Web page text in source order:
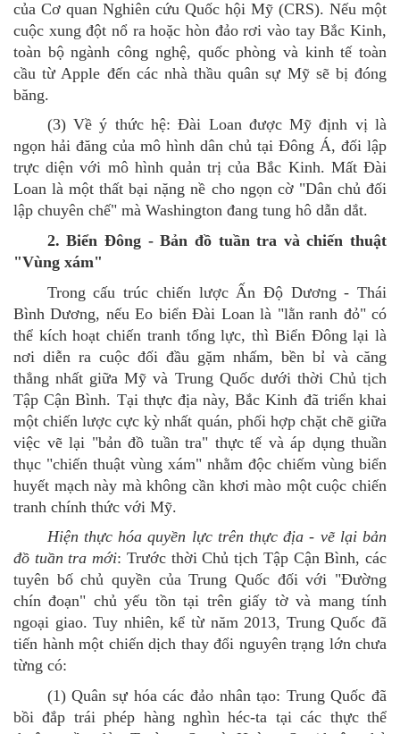
của Cơ quan Nghiên cứu Quốc hội Mỹ (CRS). Nếu một
cuộc xung đột nổ ra hoặc hòn đảo rơi vào tay Bắc Kinh,
toàn bộ ngành công nghệ, quốc phòng và kinh tế toàn
cầu từ Apple đến các nhà thầu quân sự Mỹ sẽ bị đóng
băng.
(3)Về ý thức hệ: Đài Loan được Mỹ định vị là
ngọn hải đăng của mô hình dân chủ tại Đông Á, đối lập
trực diện với mô hình quản trị của Bắc Kinh. Mất Đài
Loan là một thất bại nặng nề cho ngọn cờ "Dân chủ đối
lập chuyên chế" mà Washington đang tung hô dẫn dắt.
2. Biển Đông - Bản đồ tuần tra và chiến thuật
"Vùng xám"
Trong cấu trúc chiến lược Ấn Độ Dương - Thái
Bình Dương, nếu Eo biển Đài Loan là "lằn ranh đỏ" có
thể kích hoạt chiến tranh tổng lực, thì Biển Đông lại là
nơi diễn ra cuộc đối đầu gặm nhấm, bền bỉ và căng
thẳng nhất giữa Mỹ và Trung Quốc dưới thời Chủ tịch
Tập Cận Bình. Tại thực địa này, Bắc Kinh đã triển khai
một chiến lược cực kỳ nhất quán, phối hợp chặt chẽ giữa
việc vẽ lại "bản đồ tuần tra" thực tế và áp dụng thuần
thục "chiến thuật vùng xám" nhằm độc chiếm vùng biển
huyết mạch này mà không cần khơi mào một cuộc chiến
tranh chính thức với Mỹ.
Hiện thực hóa quyền lực trên thực địa - vẽ lại bản
đồ tuần tra mới: Trước thời Chủ tịch Tập Cận Bình, các
tuyên bố chủ quyền của Trung Quốc đối với "Đường
chín đoạn" chủ yếu tồn tại trên giấy tờ và mang tính
ngoại giao. Tuy nhiên, kể từ năm 2013, Trung Quốc đã
tiến hành một chiến dịch thay đổi nguyên trạng lớn chưa
từng có:
(1)Quân sự hóa các đảo nhân tạo: Trung Quốc đã
bồi đắp trái phép hàng nghìn héc-ta tại các thực thể